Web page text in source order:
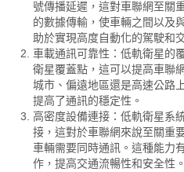
號傳播延遲，這對車聯網至關
的數據傳輸，使車輛之間以及
助於實現高度自動化的駕駛和
車載通訊可靠性：低軌衛星的
衛星覆蓋點，這可以提高車聯
城市、偏遠地區還是高速公路
提高了通訊的穩定性。
高密度設備連接：低軌衛星系
接，這對於車聯網來說至關重
車輛需要同時通訊。這種能力
作，提高交通流暢性和安全性。